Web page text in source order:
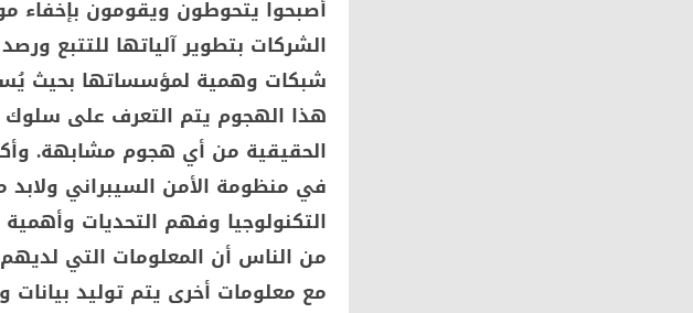
أصبحوا يتحوطون ويقومون بإخفاء
الشركات بتطوير آلياتها للتتبع
شبكات وهمية لمؤسساتها بحيث
هذا الهجوم يتم التعرف على سلوك
الحقيقية من أي هجوم مشابهة.
في منظومة الأمن السيبراني ولابد
التكنولوجيا وفهم التحديات
من الناس أن المعلومات التي
مع معلومات أخرى يتم توليد